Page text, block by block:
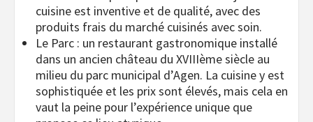
cuisine est inventive et de qualité, avec des
produits frais du marché cuisinés avec soin.
Le Parc : un restaurant gastronomique installé
dans un ancien château du XVIIIème siècle au
milieu du parc municipal d’Agen. La cuisine y est
sophistiquée et les prix sont élevés, mais cela en
vaut la peine pour l’expérience unique que